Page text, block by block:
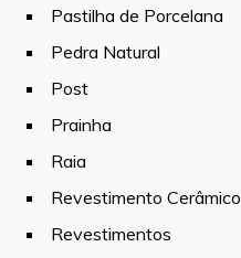
Pastilha de Porcelana
Pedra Natural
Post
Prainha
Raia
Revestimento Cerâmico
Revestimentos